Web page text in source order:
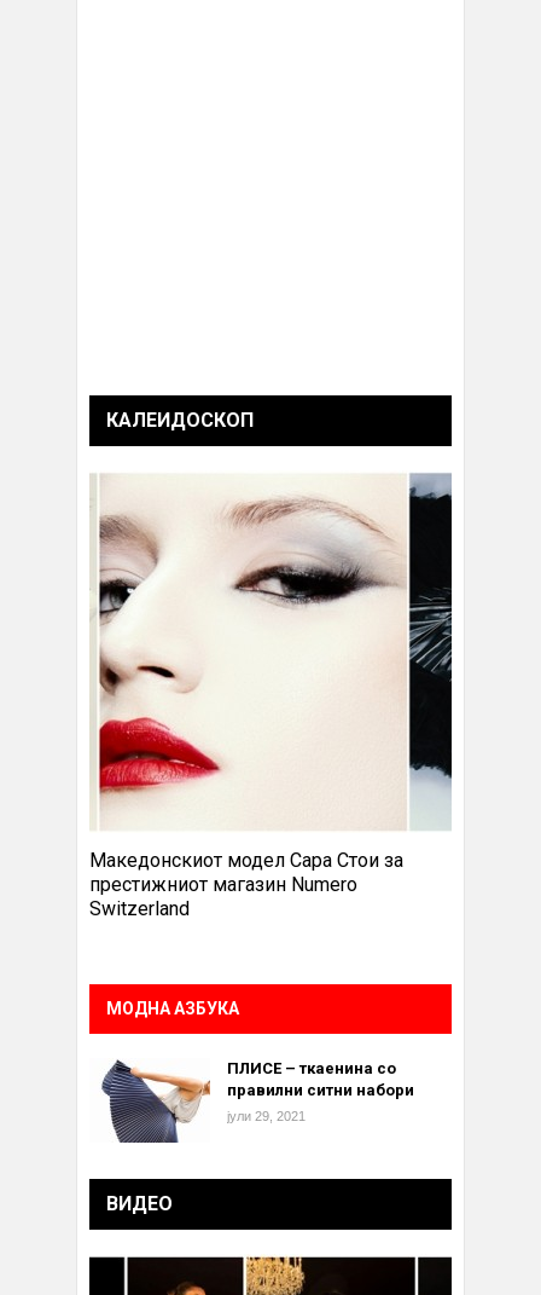
КАЛЕИДОСКОП
Македонскиот модел Сара Стои за
престижниот магазин Numero
Switzerland
МОДНА АЗБУКА
ПЛИСЕ – ткаенина со
правилни ситни набори
јули 29, 2021
ВИДЕО